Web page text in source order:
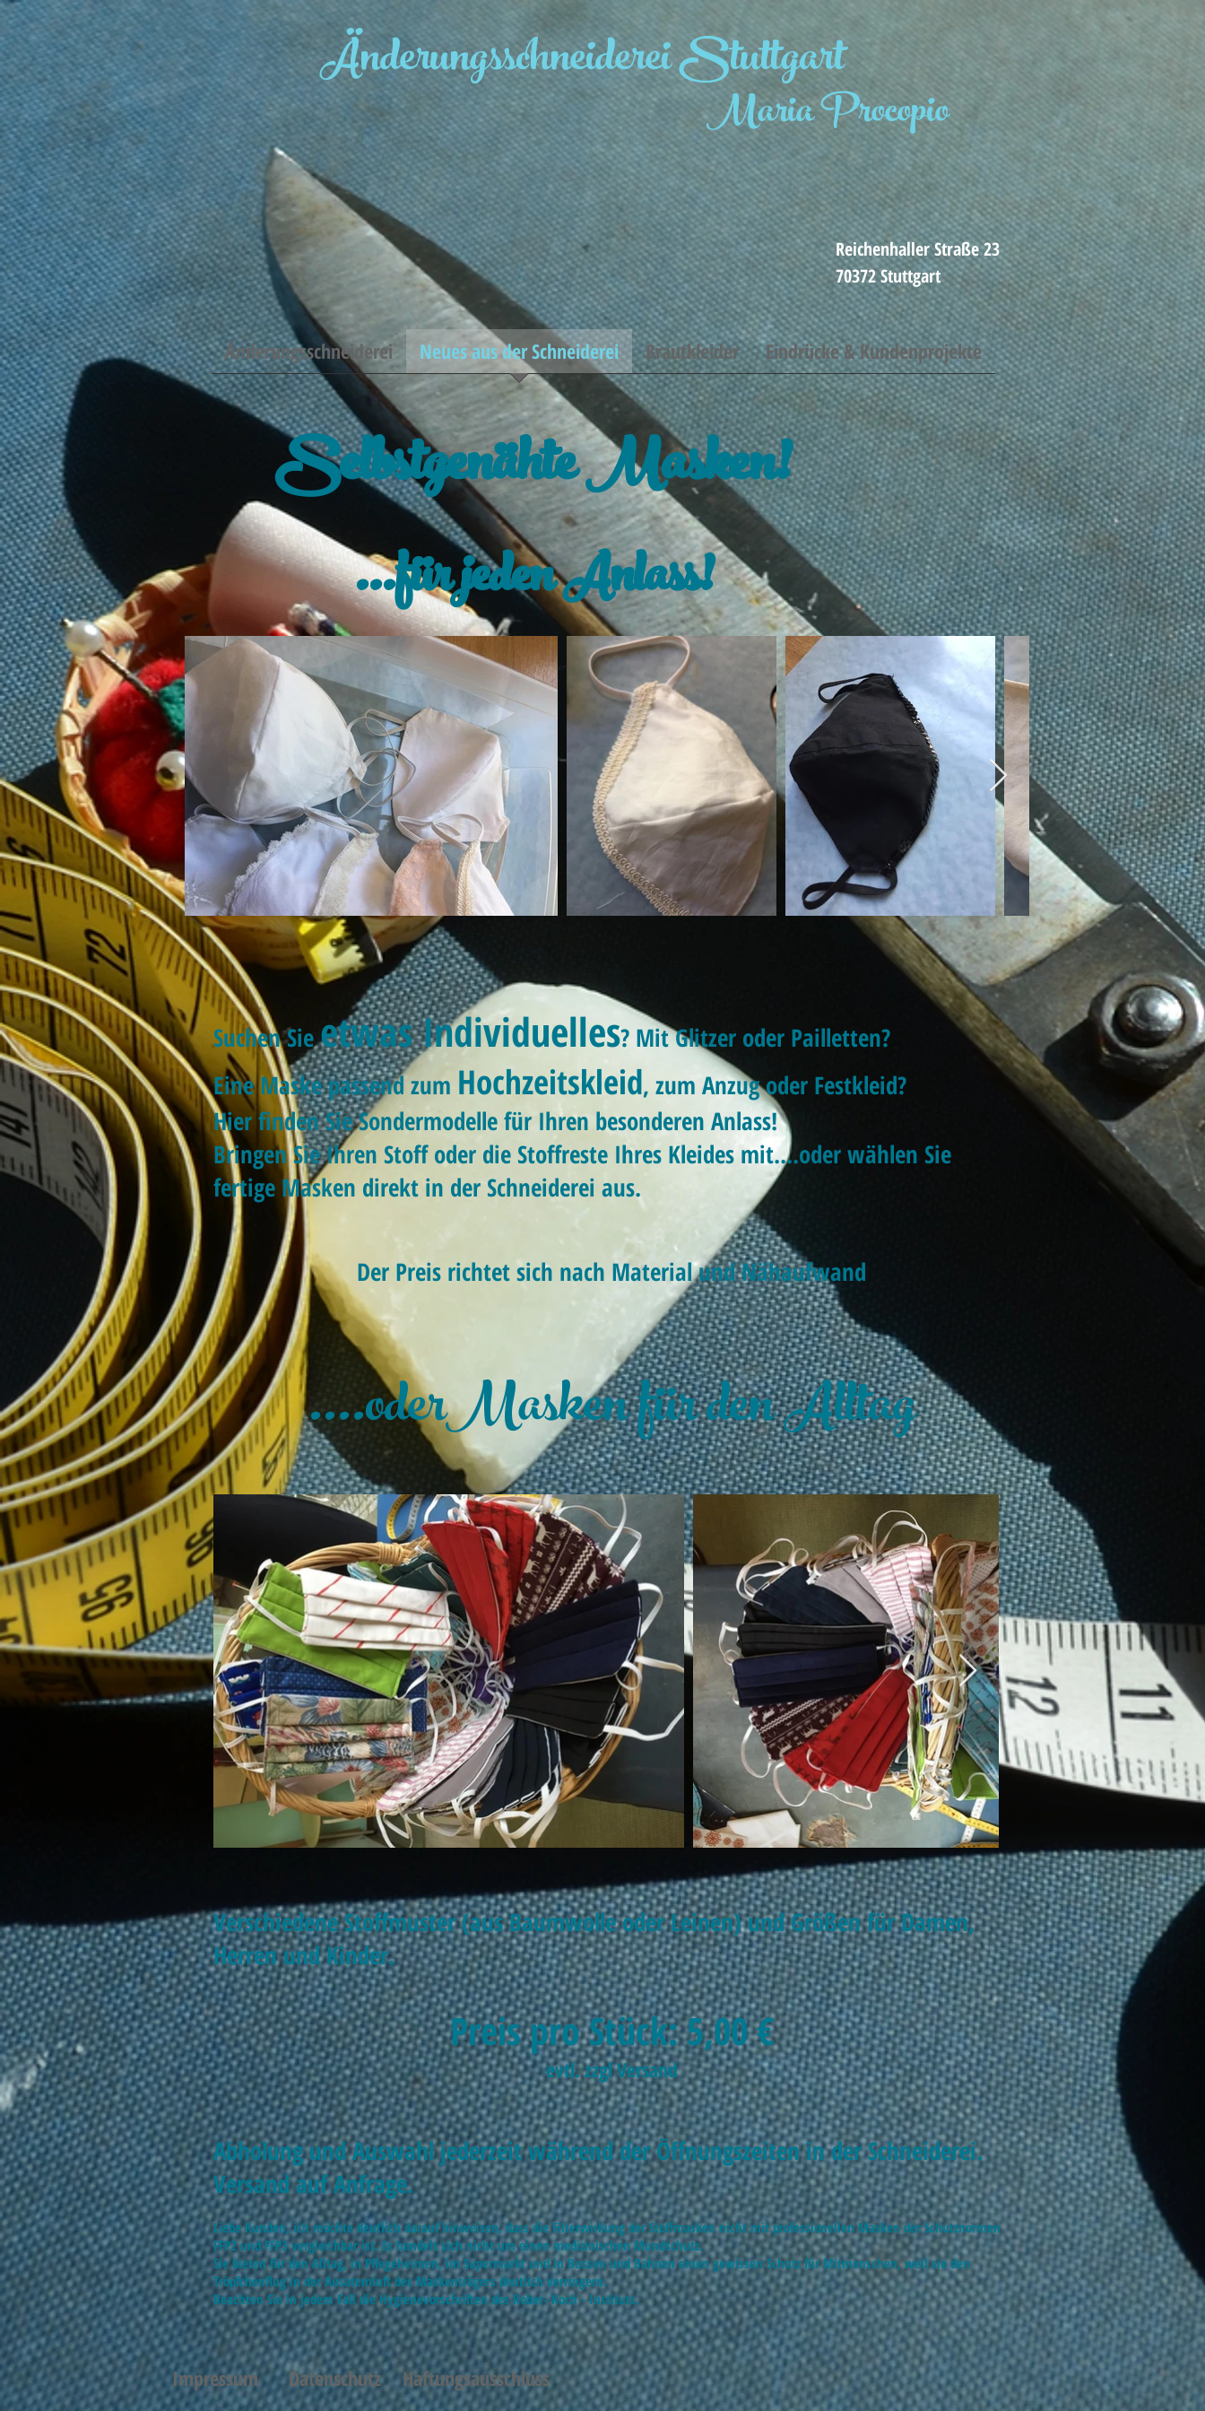
Änderungsschneiderei Stuttgart
Reichenhaller Straße 23
70372 Stuttgart
Maria Procopio
Änderungsschneiderei Neues aus der Schneiderei Brautkleider Eindrücke & Kundenprojekte
Selbstgenähte Masken!
...für jeden Anlass!
Suchen Sieetwas Individuelles? Mit Glitzer oder Pailletten?
Eine Maske passend zum Hochzeitskleid, zum Anzug oder Festkleid?
Hier finden Sie Sondermodelle für Ihren besonderen Anlass!
Bringen Sie Ihren Stoff oder die Stoffreste Ihres Kleides mit....oder wählen Sie
fertige Masken direkt in der Schneiderei aus.
Der Preis richtet sich nach Material und Nähaufwand
....oderMasken für den Alltag
Verschiedene Stoffmuster (aus Baumwolle oder Leinen) und Größen für Damen,
Herren und Kinder.
Preis pro Stück: 5,00 €
evtl. zzgl Versand
Abholung und Auswahl jederzeit während der Öffnungszeiten in der Schneiderei.
Versand auf Anfrage.
Liebe Kunden, ich möchte deutlich darauf hinweisen, dass die Filterwirkung der Stoffmasken nicht mit professionellen Masken der Schutznormen
FFP2 und FFP3 vergleichbar ist. Es handelt sich nicht um einen medizinischen Mundschutz.
Sie bieten für den Alltag, in Pflegeheimen, im Supermarkt und in Bussen und Bahnen einen gewissen Schutz für Mitmenschen, weil sie den
Tröpfchenflug in der Ausatemluft des Maskenträgers deutlich verringern.
Beachten Sie in jedem Fall die Hygienevorschriften des Rober- Koch - Instituts.
Impressum Datenschutz Haftungsausschluss